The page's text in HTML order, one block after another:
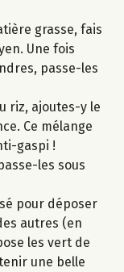
grasse, fais
Une fois
passe-les
riz, ajoutes-y le
Ce mélange
gaspi !
les sous
pour déposer
autres (en
les vert de
une belle